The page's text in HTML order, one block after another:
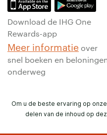
Download de IHG One
Rewards-app
Meer informatie over
snel boeken en
onderweg
Om u de beste ervaring op
delen van de inhoud op